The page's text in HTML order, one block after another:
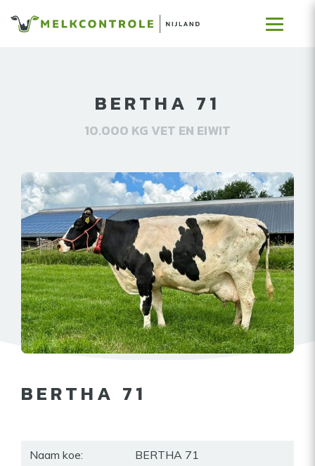
BERTHA 71
10.000 KG VET EN EIWIT
BERTHA 71
Naam koe: BERTHA 71